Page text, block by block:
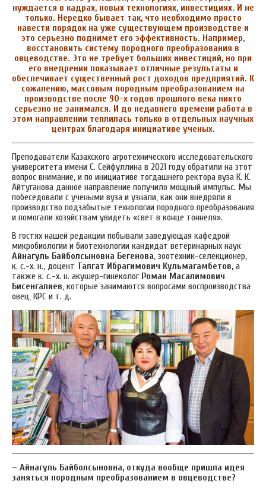
нуждается в кадрах, новых технологиях, инвестициях. И не
только. Нередко бывает так, что необходимо просто
навести порядок на уже существующем производстве и
это серьезно поднимет его эффективность. Например,
восстановить систему породного преобразования в
овцеводстве. Это не требует больших инвестиций, но при
его внедрении показывает отличные результаты и
обеспечивает существенный рост доходов предприятий. К
сожалению, массовым породным преобразованием на
производстве после 90-х годов прошлого века никто
серьезно не занимался. И до недавнего времени работа в
этом направлении теплилась только в отдельных научных
центрах благодаря инициативе ученых.
Преподаватели Казахского агротехнического исследовательского
университета имени С. Сейфуллина в 2021 году обратили на этот
вопрос внимание, и по инициативе тогдашнего ректора вуза К. К.
Айтуганова данное направление получило мощный импульс. Мы
побеседовали с учеными вуза и узнали, как они внедряли в
производство подзабытые технологии породного преобразования
и помогали хозяйствам увидеть «свет в конце тоннеля».
В гостях нашей редакции побывали заведующая кафедрой
микробиологии и биотехнологии кандидат ветеринарных наук
Айнагуль Байболсыновна Бегенова, зоотехник-селекционер,
к. с.-х. н., доцент Талгат Ибрагимович Кульмагамбетов, а
также к. с.-х. н. акушер-гинеколог Роман Масалимович
Бисенгалиев, которые занимаются вопросами воспроизводства
овец, КРС и т. д.
– Айнагуль Байболсыновна, откуда вообще пришла идея
заняться породным преобразованием в овцеводстве?